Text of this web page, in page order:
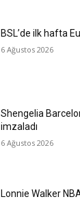
BSL’de ilk hafta
6 Ağustos 2026
Shengelia
imzaladı
6 Ağustos 2026
Lonnie Walker